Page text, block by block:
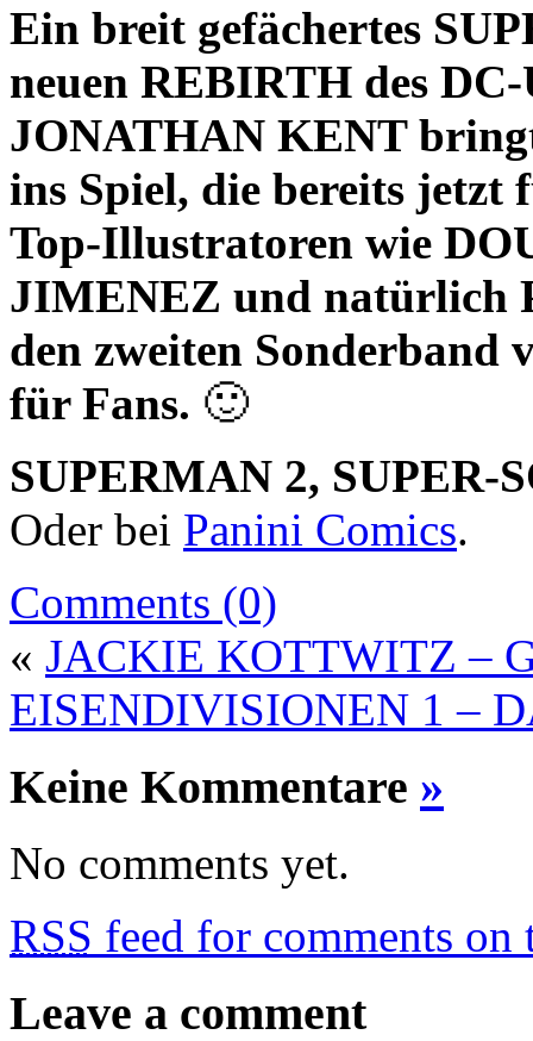
Ein breit gefächertes
neuen REBIRTH des
JONATHAN KENT
ins Spiel, die bereits
Top-Illustratoren wie
JIMENEZ und natürlich
den zweiten Sonderband
für Fans. 🙂
SUPERMAN 2, SUPER-
Oder bei Panini Comics.
Comments (0)
« JACKIE KOTTWITZ –
EISENDIVISIONEN 1 –
Keine Kommentare »
No comments yet.
RSS feed for comments on
Leave a comment